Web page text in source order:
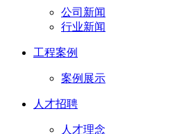
公司新闻
行业新闻
工程案例
案例展示
人才招聘
人才理念